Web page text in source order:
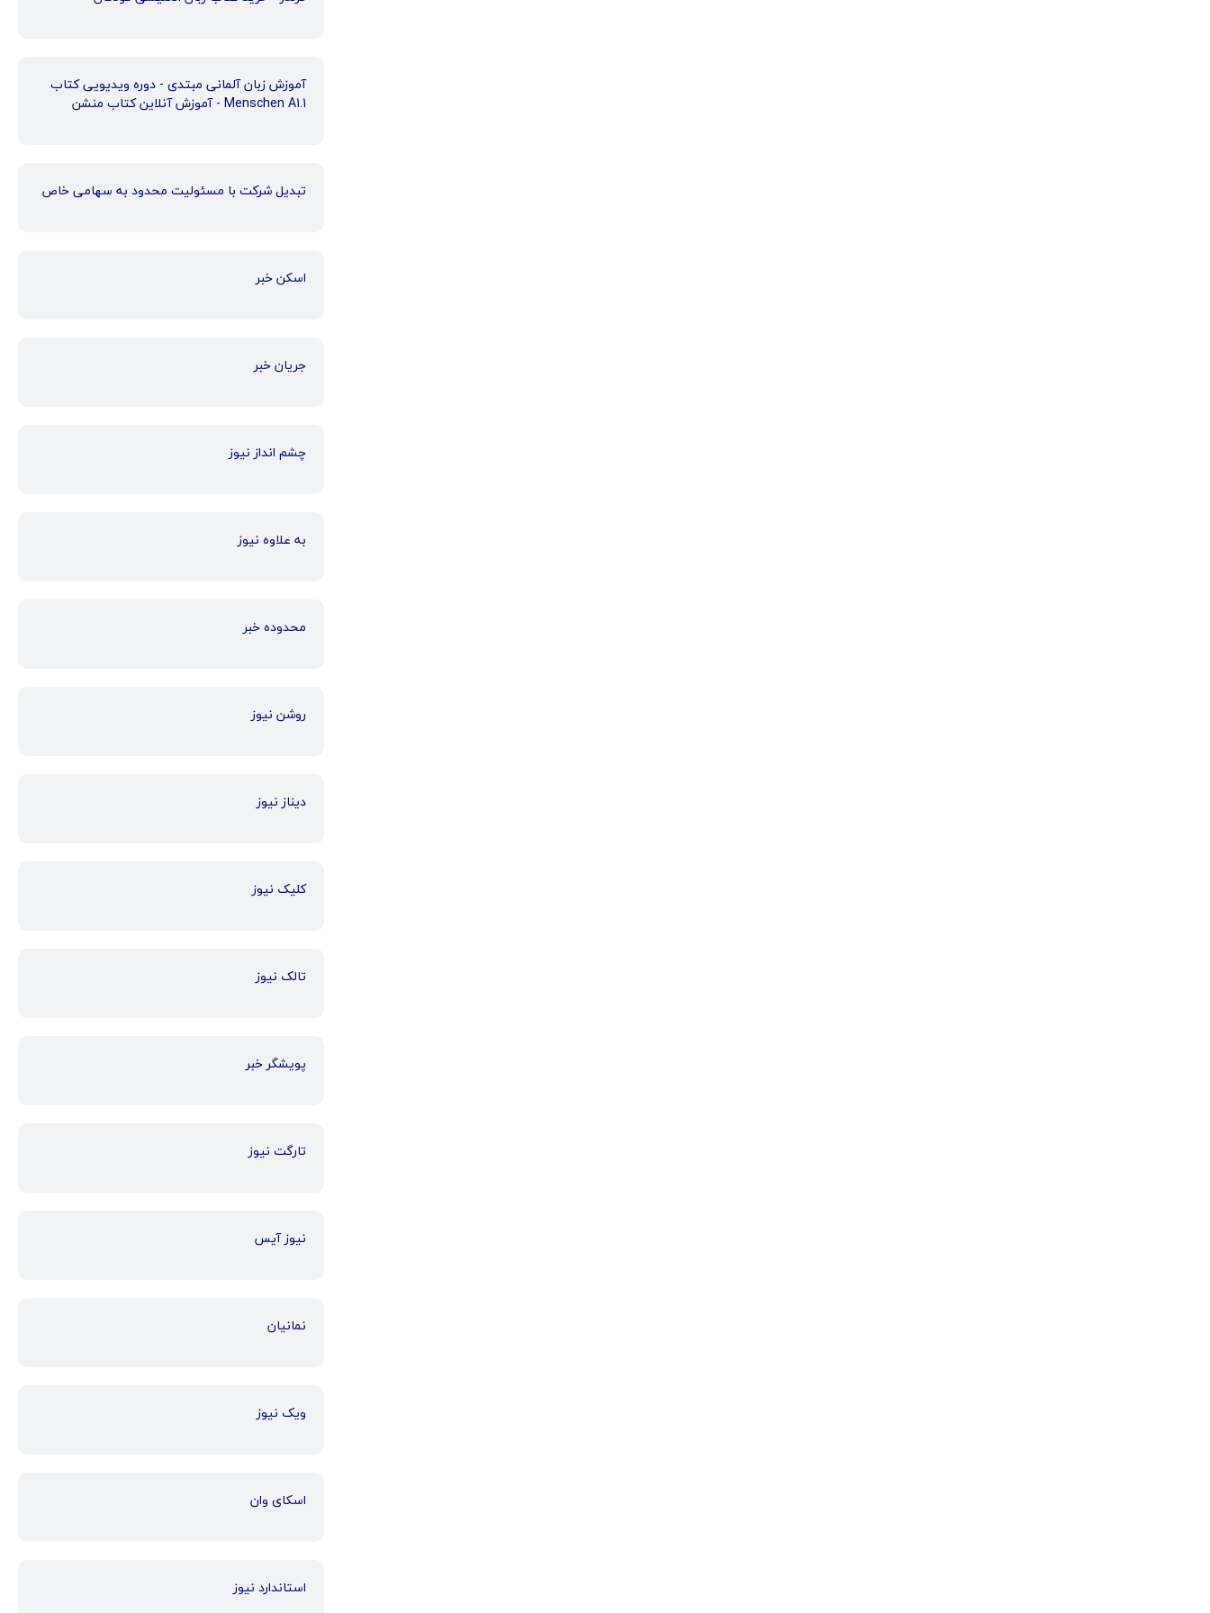
آموزش زبان آلمانی مبتدی - دوره ویدیویی کتاب
Menschen A1.1 - آموزش آنلاین کتاب منشن
تبدیل شرکت با مسئولیت محدود به سهامی خاص
اسکن خبر
جریان خبر
چشم انداز نیوز
به علاوه نیوز
محدوده خبر
روشن نیوز
دیناز نیوز
کلیک نیوز
تالک نیوز
پویشگر خبر
تارگت نیوز
نیوز آیس
نمانیان
ویک نیوز
اسکای وان
استاندارد نیوز